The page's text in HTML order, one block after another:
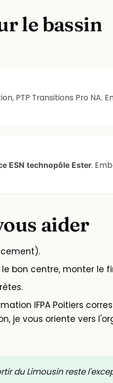
le bassin
PTP Transitions Pro NA.
ESN technopôle Ester.
aider
bon centre, monter le
IFPA Poitiers
je vous oriente vers
du Limousin reste